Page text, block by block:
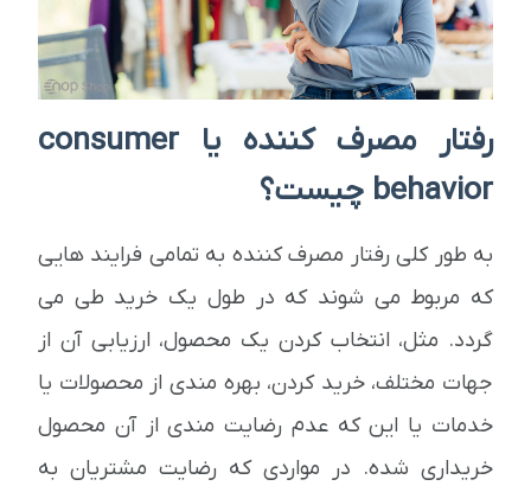
رفتار مصرف کننده یا consumer
behavior چیست؟
به طور کلی رفتار مصرف کننده به تمامی فرایند هایی
که مربوط می شوند که در طول یک خرید طی می
گردد. مثل، انتخاب کردن یک محصول، ارزیابی آن از
جهات مختلف، خرید کردن، بهره مندی از محصولات یا
خدمات یا این که عدم رضایت مندی از آن محصول
خریداری شده. در مواردی که رضایت مشتریان به